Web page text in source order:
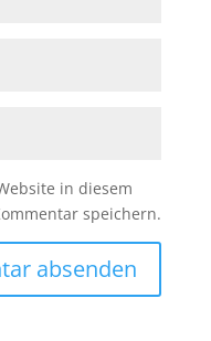
in diesem
speichern.